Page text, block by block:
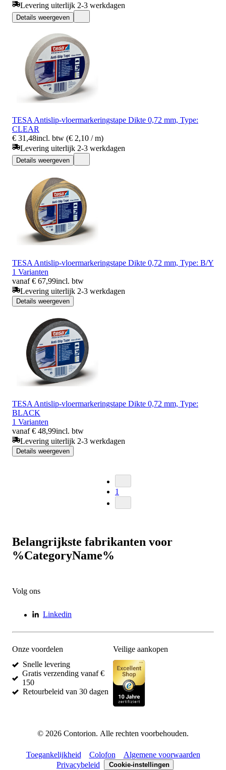
Levering uiterlijk 2-3 werkdagen
Details weergeven
TESA Antislip-vloermarkeringstape Dikte 0,72 mm, Type:
CLEAR
€ 31,48incl. btw (€ 2,10 / m)
Levering uiterlijk 2-3 werkdagen
Details weergeven
TESA Antislip-vloermarkeringstape Dikte 0,72 mm, Type: B/Y
1 Varianten
vanaf € 67,99incl. btw
Levering uiterlijk 2-3 werkdagen
Details weergeven
TESA Antislip-vloermarkeringstape Dikte 0,72 mm, Type:
BLACK
1 Varianten
vanaf € 48,99incl. btw
Levering uiterlijk 2-3 werkdagen
Details weergeven
1
Belangrijkste fabrikanten voor
%CategoryName%
Volg ons
Linkedin
Onze voordelen
Snelle levering
Gratis verzending vanaf €
150
Retourbeleid van 30 dagen
Veilige aankopen
© 2026 Contorion. Alle rechten voorbehouden.
Toegankelijkheid Colofon
Algemene voorwaarden
Privacybeleid
Cookie-instellingen